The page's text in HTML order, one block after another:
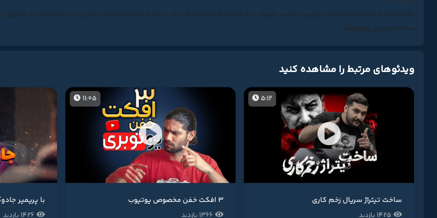
ما اینجاییم تا باعث ارتقای کیفیت وردپرس فارسی شویم. با به اشتراک گذاشتن دانش خود در اختیار شما دوستداران دنیای وب و علاقمندان به یادگیری
مباحث دیجیتال مارکتینگ.
ویدئوهای مرتبط را مشاهده کنید
5:12
ساخت تیتراژ سریال زخم کاری
1425 بازدید
11:05
3 افکت خفن مخصوص یوتیوب
1366 بازدید
با پریمیر
1426 بازدید